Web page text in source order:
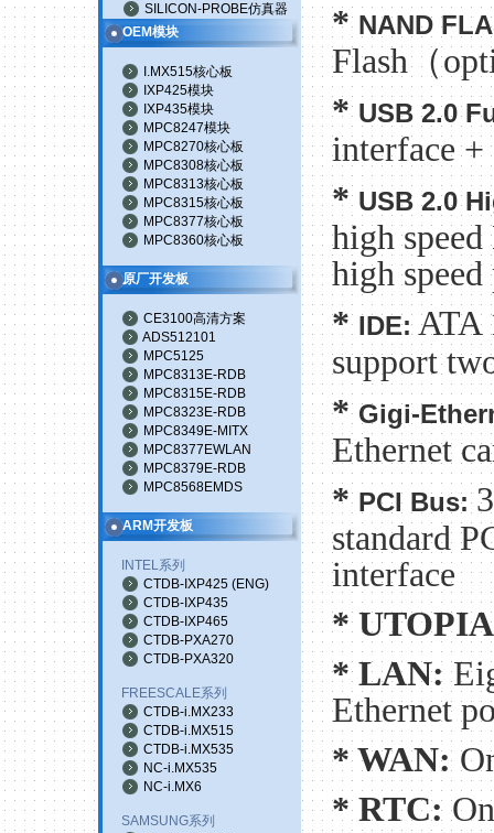
SILICON-PROBE仿真器
OEM模块
I.MX515核心板
IXP425模块
IXP435模块
MPC8247模块
MPC8270核心板
MPC8308核心板
MPC8313核心板
MPC8315核心板
MPC8377核心板
MPC8360核心板
原厂开发板
CE3100高清方案
ADS512101
MPC5125
MPC8313E-RDB
MPC8315E-RDB
MPC8323E-RDB
MPC8349E-MITX
MPC8377EWLAN
MPC8379E-RDB
MPC8568EMDS
ARM开发板
INTEL系列
CTDB-IXP425(ENG)
CTDB-IXP435
CTDB-IXP465
CTDB-PXA270
CTDB-PXA320
FREESCALE系列
CTDB-i.MX233
CTDB-i.MX515
CTDB-i.MX535
NC-i.MX535
NC-i.MX6
SAMSUNG系列
* NAND
Flash（
* USB 2.0
interface +
* USB 2.0
high
high
* IDE:ATA
support
* Gigi-
Ethernet
* PCI Bus:
standard
interface
*
* LAN:
Ethernet
* WAN:
* RTC: